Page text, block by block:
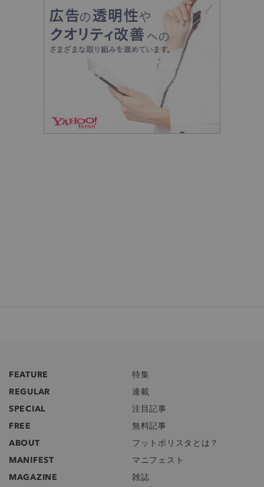
FEATURE
特集
REGULAR
連載
SPECIAL
注目記事
FREE
無料記事
ABOUT
フットボリスタとは？
MANIFEST
マニフェスト
MAGAZINE
雑誌